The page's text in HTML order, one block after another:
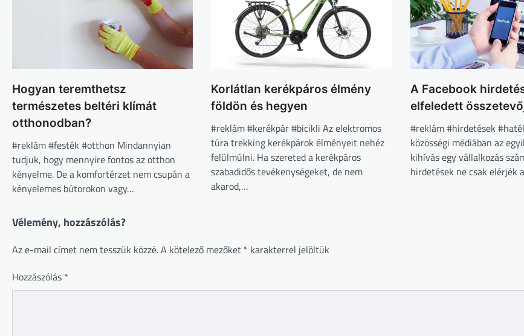
Hogyan teremthetsz
természetes beltéri klímát
otthonodban?
#reklám #festék #otthon Mindannyian
tudjuk, hogy mennyire fontos az otthon
kényelme. De a komfortérzet nem csupán a
kényelemes bútorokon vagy…
Korlátlan kerékpáros élmény
földön és hegyen
#reklám #kerékpár #bicikli Az elektromos
túra trekking kerékpárok élményeit nehéz
felülmúlni. Ha szereted a kerékpáros
szabadidős tevékenységeket, de nem
akarod,…
A Facebook
elfeledett
#reklám #hirdetések
közösségi médiában az
kihívás egy vállalkozás
hirdetések ne csak elérjék
Vélemény, hozzászólás?
Az e-mail címet nem tesszük közzé.A kötelező mezőket * karakterrel jelöltük
Hozzászólás *